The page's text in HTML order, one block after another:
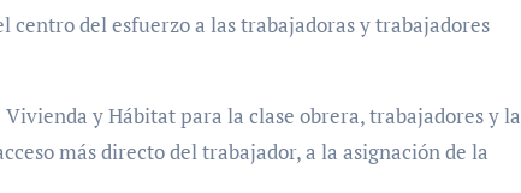
centro del esfuerzo a las trabajadoras y trabajadores
y Hábitat para la clase obrera, trabajadores y la
más directo del trabajador, a la asignación de la